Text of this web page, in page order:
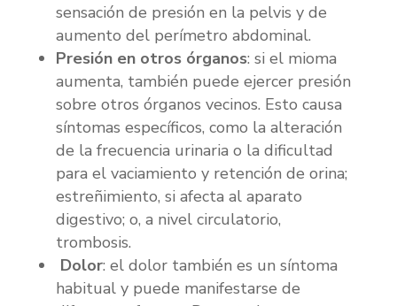
sensación de presión en la pelvis y de
aumento del perímetro abdominal.
Presión en otros órganos: si el mioma
aumenta, también puede ejercer presión
sobre otros órganos vecinos. Esto causa
síntomas específicos, como la alteración
de la frecuencia urinaria o la dificultad
para el vaciamiento y retención de orina;
estreñimiento, si afecta al aparato
digestivo; o, a nivel circulatorio,
trombosis.
Dolor: el dolor también es un síntoma
habitual y puede manifestarse de